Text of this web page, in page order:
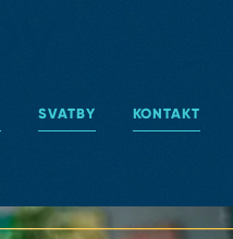
SVATBY KONTAKT